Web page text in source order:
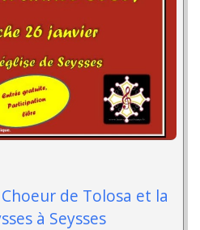
de Tolosa et la
à Seysses